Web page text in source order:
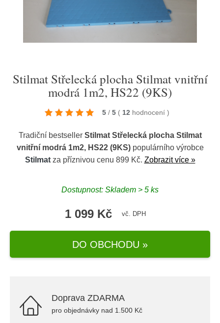
Stilmat Střelecká plocha Stilmat vnitřní
modrá 1m2, HS22 (9KS)
5 / 5 ( 12 hodnocení )
Tradiční bestseller Stilmat Střelecká plocha Stilmat
vnitřní modrá 1m2, HS22 (9KS)populárního výrobce
Stilmatza příznivou cenu 899 Kč. Zobrazit více »
Dostupnost: Skladem > 5 ks
1 099 Kč vč. DPH
DO OBCHODU »
Doprava ZDARMA
pro objednávky nad 1.500 Kč